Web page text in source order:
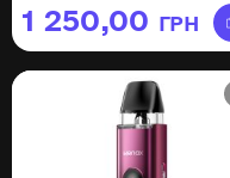
STARLIGHT GREY
1 250,00 ГРН